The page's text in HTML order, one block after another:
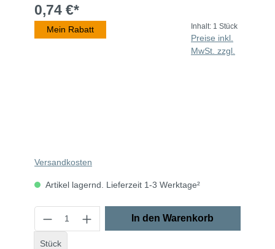
0,74 €*
Mein Rabatt Inhalt: 1 Stück
Preise inkl.
MwSt. zzgl.
Versandkosten
Artikel lagernd. Lieferzeit 1-3 Werktage²
Stück
In den Warenkorb